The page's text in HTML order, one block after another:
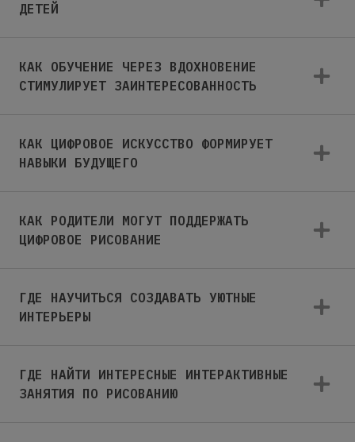
ДЕТЕЙ
КАК ОБУЧЕНИЕ ЧЕРЕЗ ВДОХНОВЕНИЕ
СТИМУЛИРУЕТ ЗАИНТЕРЕСОВАННОСТЬ
КАК ЦИФРОВОЕ ИСКУССТВО ФОРМИРУЕТ
НАВЫКИ БУДУЩЕГО
КАК РОДИТЕЛИ МОГУТ ПОДДЕРЖАТЬ
ЦИФРОВОЕ РИСОВАНИЕ
ГДЕ НАУЧИТЬСЯ СОЗДАВАТЬ УЮТНЫЕ
ИНТЕРЬЕРЫ
ГДЕ НАЙТИ ИНТЕРЕСНЫЕ ИНТЕРАКТИВНЫЕ
ЗАНЯТИЯ ПО РИСОВАНИЮ